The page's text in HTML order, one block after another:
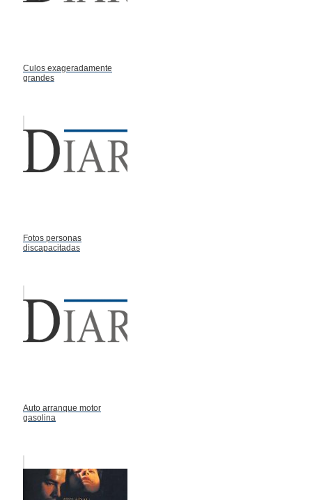
Culos exageradamente
grandes
Fotos personas
discapacitadas
Auto arranque motor
gasolina